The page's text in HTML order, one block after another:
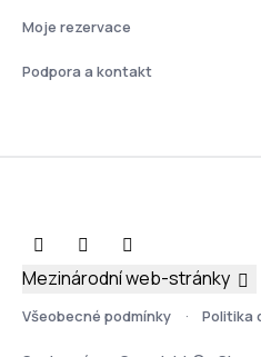
Moje rezervace
Podpora a kontakt
Všeobecné podmínky Politika
Mezinárodní web-stránky